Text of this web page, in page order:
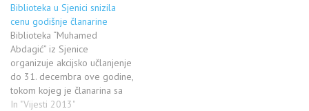
Biblioteka u Sjenici snizila
cenu godišnje članarine
Biblioteka “Muhamed
Abdagić” iz Sjenice
organizuje akcijsko učlanjenje
do 31. decembra ove godine,
tokom kojeg je članarina sa
300 snižena na 200 dinara.
In "Vijesti 2013"